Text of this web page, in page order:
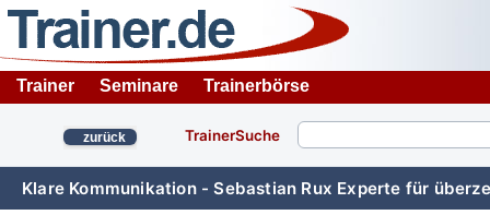
Trainer Seminare Trainerbörse
zurück TrainerSuche
Klare Kommunikation - Sebastian Rux Experte für